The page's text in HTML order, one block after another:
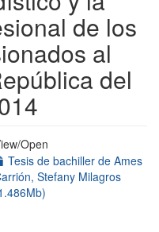
de los
al
del
Open
Tesis de bachiller de Ames
Stefany Milagros